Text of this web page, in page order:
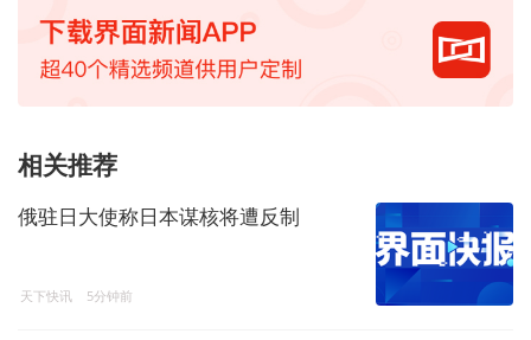
相关推荐
俄驻日大使称日本谋核将遭反制
天下快讯 5分钟前